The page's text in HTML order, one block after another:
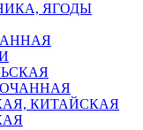
ЯГОДЫ
КИТАЙСКАЯ